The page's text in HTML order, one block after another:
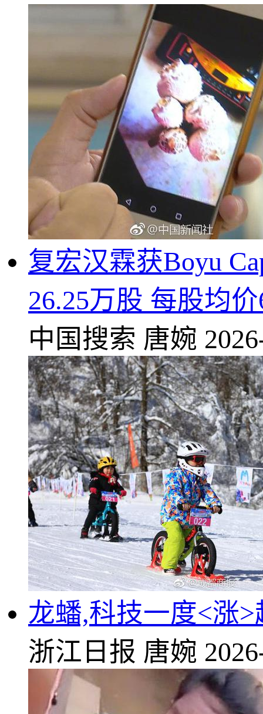
复宏汉霖获Boyu
26.25万股 每股均
中国搜索 唐婉
龙蟠,科技一度<涨>
浙江日报 唐婉